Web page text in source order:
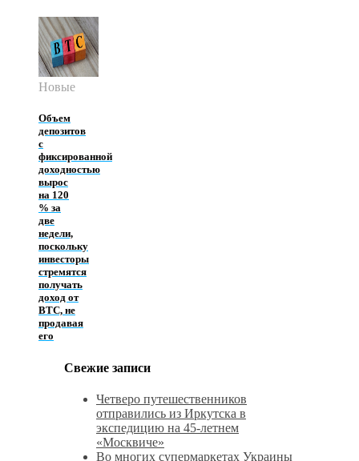
Новые
Объем
депозитов
с
фиксированной
доходностью
вырос
на 120
% за
две
недели,
поскольку
инвесторы
стремятся
получать
доход от
BTC, не
продавая
его
Свежие записи
Четверо путешественников
отправились из Иркутска в
экспедицию на 45-летнем
«Москвиче»
Во многих супермаркетах Украины